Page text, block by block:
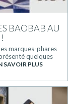
BAOBAB AU
marques-phares
quelques
SAVOIR PLUS